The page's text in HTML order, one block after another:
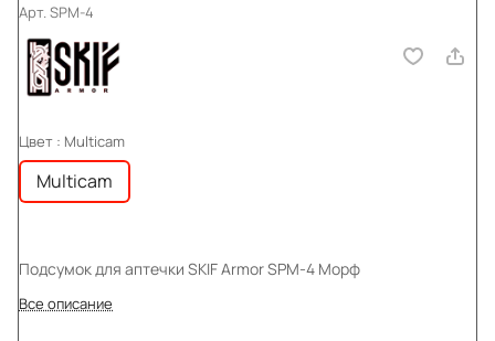
Арт.SPM-4
Цвет : Multicam
Multicam
Подсумок для аптечки SKIF Armor SPM-4 Морф
Все описание